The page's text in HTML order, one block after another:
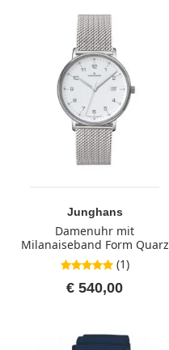
Junghans
Damenuhr mit
Milanaiseband Form Quarz
5,0 von 5 Sternen
(1)
€ 540,00